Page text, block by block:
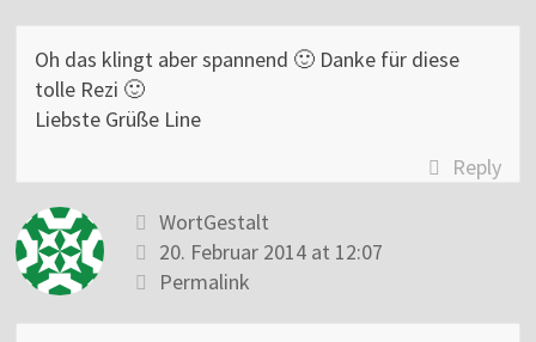
Oh das klingt aber spannend 🙂 Danke für diese
tolle Rezi 🙂
Liebste Grüße Line
Reply
WortGestalt
20. Februar 2014 at 12:07
Permalink